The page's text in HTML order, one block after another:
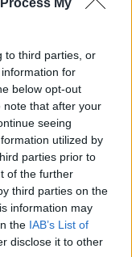
My
to third parties, or
for
below opt-out
note that after your
seeing
utilized by
parties prior to
of the further
third parties on the
information may
the IAB’s List of
disclose it to other